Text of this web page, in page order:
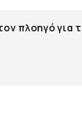
πλοηγό